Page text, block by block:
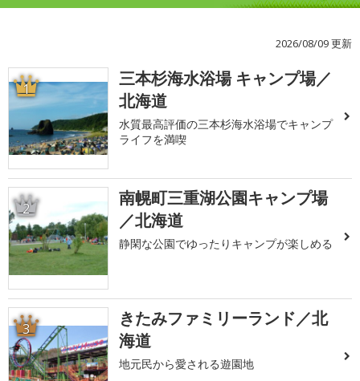
2026/08/09 更新
1
三本杉海水浴場 キャンプ場／
北海道
水質最高評価の三本杉海水浴場でキャンプ
ライフを満喫
2
南幌町三重湖公園キャンプ場
／北海道
静閑な公園でゆったりキャンプが楽しめる
3
きたみファミリーランド／北
海道
地元民から愛される遊園地